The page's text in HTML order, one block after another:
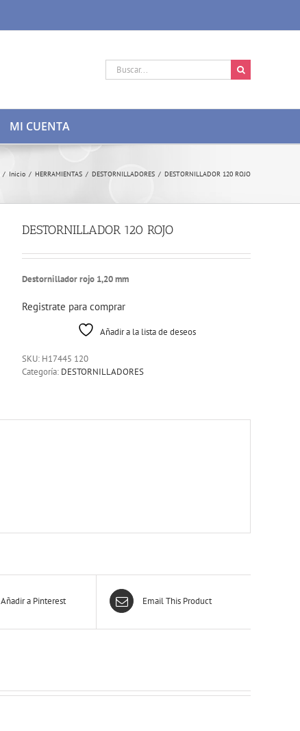
Buscar:
MI CUENTA
/ Inicio / HERRAMIENTAS / DESTORNILLADORES / DESTORNILLADOR 120 ROJO
DESTORNILLADOR 120 ROJO
Destornillador rojo 1,20 mm
Registrate para comprar
Añadir a la lista de deseos
SKU: H17445 120
Categoría: DESTORNILLADORES
Añadir a Pinterest Email This Product